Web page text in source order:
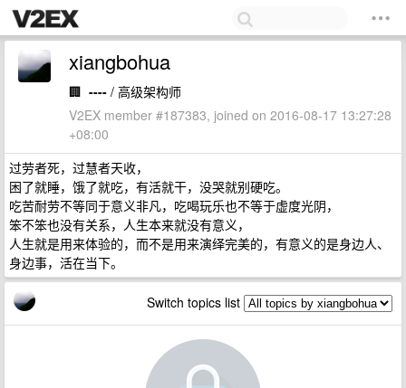
xiangbohua
🏢 ---- / 高级架构师
V2EX member #187383, joined on 2016-08-17 13:27:28
+08:00
过劳者死，过慧者天收，
困了就睡，饿了就吃，有活就干，没哭就别硬吃。
吃苦耐劳不等同于意义非凡，吃喝玩乐也不等于虚度光阴，
笨不笨也没有关系，人生本来就没有意义，
人生就是用来体验的，而不是用来演绎完美的，有意义的是身边人、
身边事，活在当下。
Switch topics list